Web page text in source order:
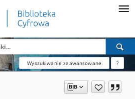
Wyszukiwanie zaawansowane ?